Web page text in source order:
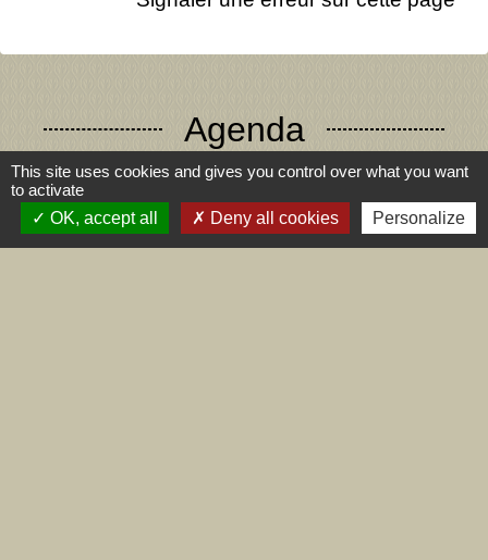
Agenda
This site uses cookies and gives you control over what you want
to activate
OK, accept all
Deny all cookies Personalize